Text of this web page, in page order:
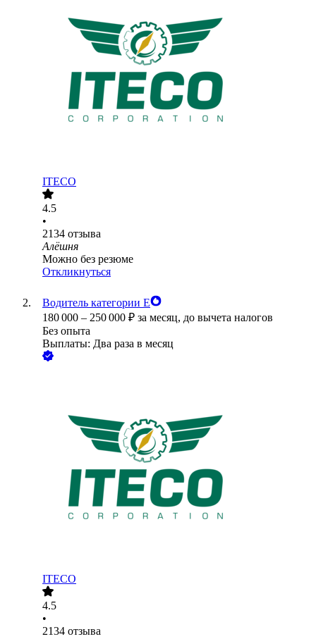
ITECO
4.5
•
2134 отзыва
Алёшня
Можно без резюме
Откликнуться
Водитель категории Е
180 000 – 250 000 ₽ за месяц, до вычета налогов
Без опыта
Выплаты: Два раза в месяц
ITECO
4.5
•
2134 отзыва